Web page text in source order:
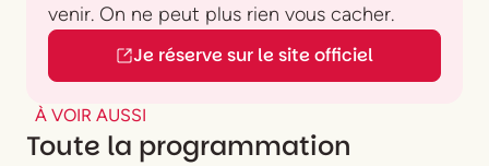
venir. On ne peut plus rien vous cacher.
Je réserve sur le site officiel
À VOIR AUSSI
Toute la programmation